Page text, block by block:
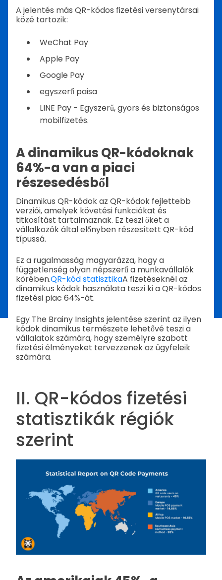
A jelentés más QR-kódos fizetési versenytársai
közé tartozik:
WeChat Pay
Apple Pay
Google Pay
egyszerű paisa
LINE Pay - Egyszerű, gyors és biztonságos
mobilfizetés.
A dinamikus QR-kódoknak
64%-a van a piaci
részesedésből
Dinamikus QR-kódok az QR-kódok fejlettebb
verziói, amelyek követési funkciókat és
titkosítást tartalmaznak. Ez teszi őket a
vállalkozók által előnyben részesített QR-kód
típussá.
Ez a rugalmasság magyarázza, hogy a
függetlenség olyan népszerű a munkavállalók
körében.QR-kód statisztikaA fizetéseknél az
dinamikus kódok használata teszi ki a QR-kódos
fizetési piac 64%-át.
Egy The Brainy Insights jelentése szerint az ilyen
kódok dinamikus természete lehetővé teszi a
vállalatok számára, hogy személyre szabott
fizetési élményeket tervezzenek az ügyfeleik
számára.
II. QR-kódos fizetési
statisztikák régiók
szerint